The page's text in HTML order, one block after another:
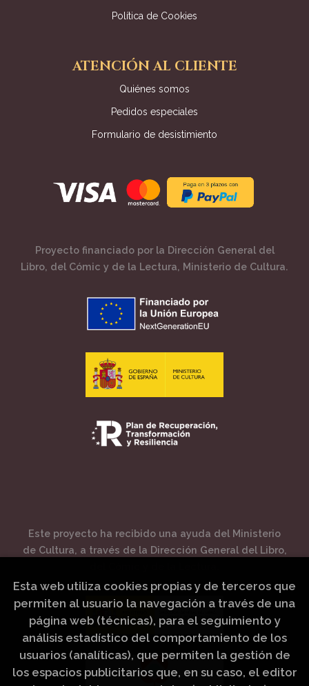
Política de Cookies
ATENCIÓN AL CLIENTE
Quiénes somos
Pedidos especiales
Formulario de desistimiento
Proyecto financiado por la Dirección General del
Libro, del Cómic y de la Lectura, Ministerio de Cultura.
Este proyecto ha recibido una ayuda del Ministerio
de Cultura, a través de la Dirección General del Libro,
Esta web utiliza cookies propias y de terceros que
permiten al usuario la navegación a través de una
página web (técnicas), para el seguimiento y
análisis estadístico del comportamiento de los
usuarios (analíticas), que permiten la gestión de
los espacios publicitarios que, en su caso, el editor